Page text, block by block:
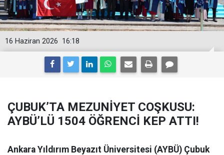
16:18
16 Haziran 2026
ÇUBUK’TA MEZUNİYET COŞKUSU:
AYBÜ’LÜ 1504 ÖĞRENCİ KEP ATTI!
Ankara Yıldırım Beyazıt Üniversitesi (AYBÜ) Çubuk